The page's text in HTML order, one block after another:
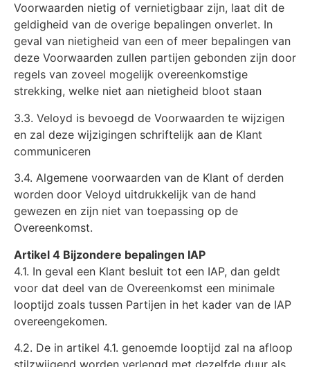
Voorwaarden nietig of vernietigbaar zijn, laat dit de
geldigheid van de overige bepalingen onverlet. In
geval van nietigheid van een of meer bepalingen van
deze Voorwaarden zullen partijen gebonden zijn door
regels van zoveel mogelijk overeenkomstige
strekking, welke niet aan nietigheid bloot staan
3.3. Veloyd is bevoegd de Voorwaarden te wijzigen
en zal deze wijzigingen schriftelijk aan de Klant
communiceren
3.4. Algemene voorwaarden van de Klant of derden
worden door Veloyd uitdrukkelijk van de hand
gewezen en zijn niet van toepassing op de
Overeenkomst.
Artikel 4 Bijzondere bepalingen IAP
4.1. In geval een Klant besluit tot een IAP, dan geldt
voor dat deel van de Overeenkomst een minimale
looptijd zoals tussen Partijen in het kader van de IAP
overeengekomen.
4.2. De in artikel 4.1. genoemde looptijd zal na afloop
stilzwijgend worden verlengd met dezelfde duur als